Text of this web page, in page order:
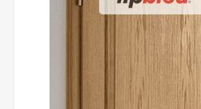
Nezaujal Vás žádný produkt?